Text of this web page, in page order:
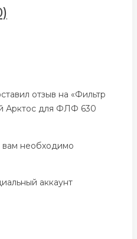
отзыв на «Фильтр
Арктос для ФЛФ 630
вам необходимо
аккаунт